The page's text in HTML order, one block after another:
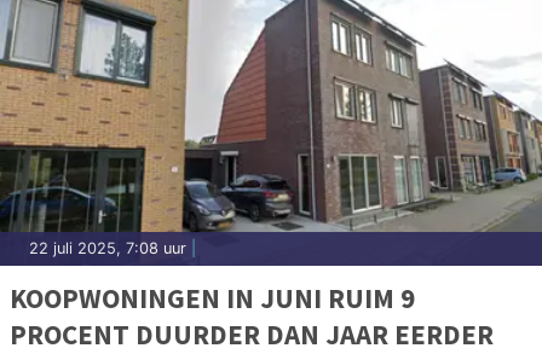
22 juli 2025, 7:08 uur
KOOPWONINGEN IN JUNI RUIM 9
PROCENT DUURDER DAN JAAR EERDER